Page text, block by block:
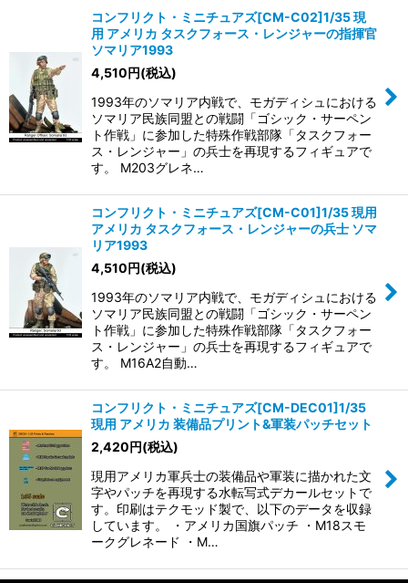
コンフリクト・ミニチュアズ[CM-C02]1/35 現
用 アメリカ タスクフォース・レンジャーの指揮官
ソマリア1993
4,510円(税込)
1993年のソマリア内戦で、モガディシュにおける
ソマリア民族同盟との戦闘「ゴシック・サーペン
ト作戦」に参加した特殊作戦部隊「タスクフォー
ス・レンジャー」の兵士を再現するフィギュアで
す。 M203グレネ…
コンフリクト・ミニチュアズ[CM-C01]1/35 現用
アメリカ タスクフォース・レンジャーの兵士 ソマ
リア1993
4,510円(税込)
1993年のソマリア内戦で、モガディシュにおける
ソマリア民族同盟との戦闘「ゴシック・サーペン
ト作戦」に参加した特殊作戦部隊「タスクフォー
ス・レンジャー」の兵士を再現するフィギュアで
す。 M16A2自動…
コンフリクト・ミニチュアズ[CM-DEC01]1/35
現用 アメリカ 装備品プリント&軍装パッチセット
2,420円(税込)
現用アメリカ軍兵士の装備品や軍装に描かれた文
字やパッチを再現する水転写式デカールセットで
す。印刷はテクモッド製で、以下のデータを収録
しています。 ・アメリカ国旗パッチ ・M18スモ
ークグレネード ・M…